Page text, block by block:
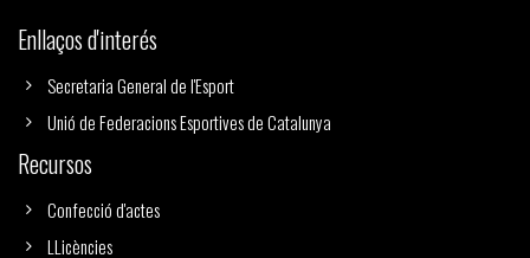
Enllaços d'interés
Secretaria General de l'Esport
Unió de Federacions Esportives de Catalunya
Recursos
Confecció d'actes
LLicències